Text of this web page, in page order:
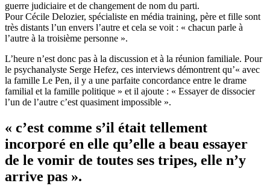
guerre judiciaire et de changement de nom du parti.
Pour Cécile Delozier, spécialiste en média training, père et fille sont
très distants l’un envers l’autre et cela se voit : « chacun parle à
l’autre à la troisième personne ».
L’heure n’est donc pas à la discussion et à la réunion familiale. Pour
le psychanalyste Serge Hefez, ces interviews démontrent qu’« avec
la famille Le Pen, il y a une parfaite concordance entre le drame
familial et la famille politique » et il ajoute : « Essayer de dissocier
l’un de l’autre c’est quasiment impossible ».
« c’est comme s’il était tellement
incorporé en elle qu’elle a beau essayer
de le vomir de toutes ses tripes, elle n’y
arrive pas ».